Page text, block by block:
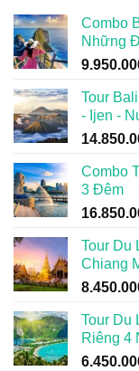
Combo
Những
Tour
- Ijen -
Combo
3 Đêm
Tour Du
Chiang
Tour Du
Riêng 4